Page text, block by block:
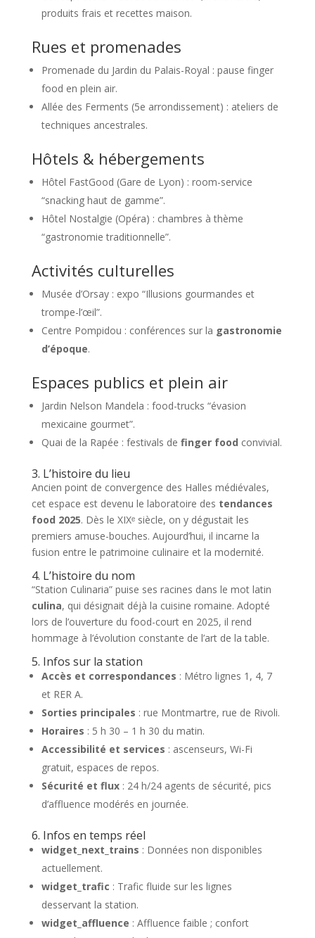
produits frais et recettes maison.
Rues et promenades
Promenade du Jardin du Palais-Royal : pause finger
food en plein air.
Allée des Ferments (5e arrondissement) : ateliers de
techniques ancestrales.
Hôtels & hébergements
Hôtel FastGood (Gare de Lyon) : room-service
“snacking haut de gamme”.
Hôtel Nostalgie (Opéra) : chambres à thème
“gastronomie traditionnelle”.
Activités culturelles
Musée d’Orsay : expo “Illusions gourmandes et
trompe-l’œil”.
Centre Pompidou : conférences sur la gastronomie
d’époque.
Espaces publics et plein air
Jardin Nelson Mandela : food-trucks “évasion
mexicaine gourmet”.
Quai de la Rapée : festivals de finger food convivial.
3. L’histoire du lieu
Ancien point de convergence des Halles médiévales,
cet espace est devenu le laboratoire des tendances
food 2025. Dès le XIXᵉ siècle, on y dégustait les
premiers amuse-bouches. Aujourd’hui, il incarne la
fusion entre le patrimoine culinaire et la modernité.
4. L’histoire du nom
“Station Culinaria” puise ses racines dans le mot latin
culina, qui désignait déjà la cuisine romaine. Adopté
lors de l’ouverture du food-court en 2025, il rend
hommage à l’évolution constante de l’art de la table.
5. Infos sur la station
Accès et correspondances : Métro lignes 1, 4, 7
et RER A.
Sorties principales : rue Montmartre, rue de Rivoli.
Horaires : 5 h 30 – 1 h 30 du matin.
Accessibilité et services : ascenseurs, Wi-Fi
gratuit, espaces de repos.
Sécurité et flux: 24 h/24 agents de sécurité, pics
d’affluence modérés en journée.
6. Infos en temps réel
widget_next_trains : Données non disponibles
actuellement.
widget_trafic : Trafic fluide sur les lignes
desservant la station.
widget_affluence : Affluence faible ; confort